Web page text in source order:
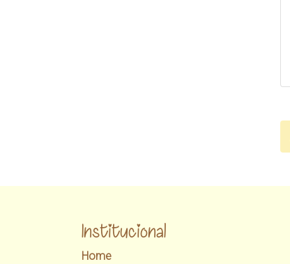
Institucional
Home